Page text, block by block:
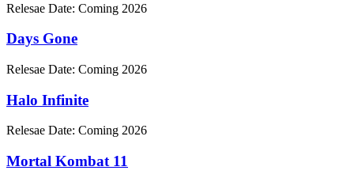
Relesae Date: Coming 2026
Days Gone
Relesae Date: Coming 2026
Halo Infinite
Relesae Date: Coming 2026
Mortal Kombat 11